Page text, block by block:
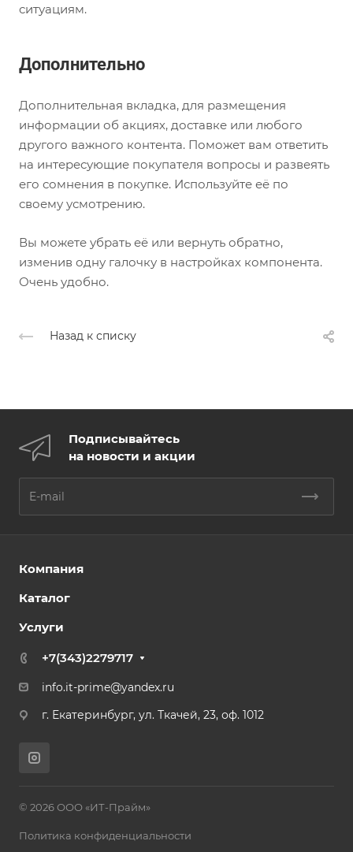
ситуациям.
Дополнительно
Дополнительная вкладка, для размещения
информации об акциях, доставке или любого
другого важного контента. Поможет вам ответить
на интересующие покупателя вопросы и развеять
его сомнения в покупке. Используйте её по
своему усмотрению.
Вы можете убрать её или вернуть обратно,
изменив одну галочку в настройках компонента.
Очень удобно.
Назад к списку
Подписывайтесь
на новости и акции
Компания
Каталог
Услуги
+7(343)2279717
info.it-prime@yandex.ru
г. Екатеринбург, ул. Ткачей, 23, оф. 1012
© 2026 ООО «ИТ-Прайм»
Политика конфиденциальности